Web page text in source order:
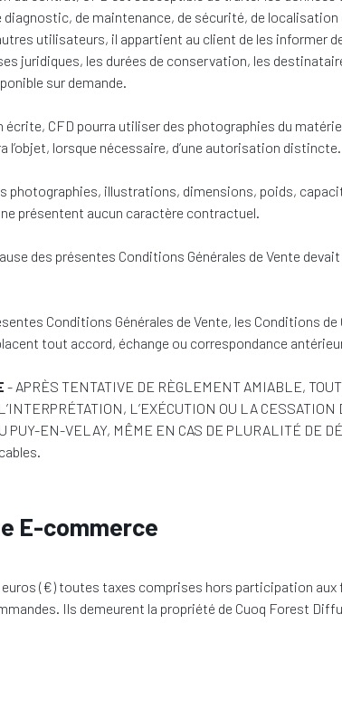
de maintenance, de sécurité, de
utilisateurs, il appartient au client de les informer
juridiques, les durées de conservation, les
sur demande.
CFD pourra utiliser des photographies du
l’objet, lorsque nécessaire, d’une autorisation distincte.
photographies, illustrations, dimensions, poids,
présentent aucun caractère contractuel.
des présentes Conditions Générales de Vente
Conditions Générales de Vente, les Conditions
tout accord, échange ou correspondance
- APRÈS TENTATIVE DE RÈGLEMENT AMIABLE,
L’EXÉCUTION OU LA
PUY-EN-VELAY, MÊME EN CAS DE PLURALITÉ
E-commerce
(€) toutes taxes comprises hors participation
Ils demeurent la propriété de Cuoq Forest